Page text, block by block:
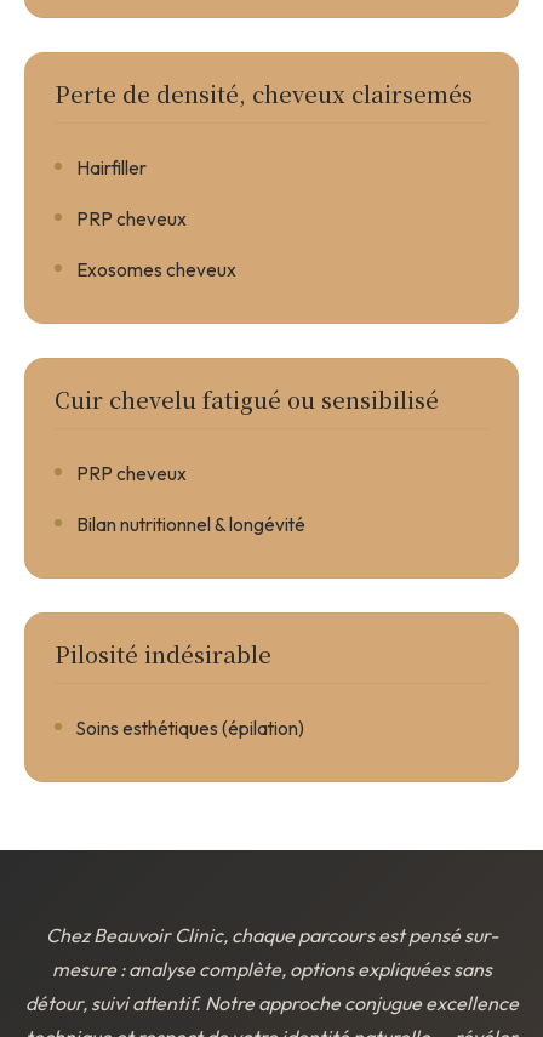
Perte de densité, cheveux clairsemés
Hairfiller
PRP cheveux
Exosomes cheveux
Cuir chevelu fatigué ou sensibilisé
PRP cheveux
Bilan nutritionnel & longévité
Pilosité indésirable
Soins esthétiques (épilation)
Chez Beauvoir Clinic, chaque parcours est pensé sur-
mesure : analyse complète, options expliquées sans
détour, suivi attentif. Notre approche conjugue excellence